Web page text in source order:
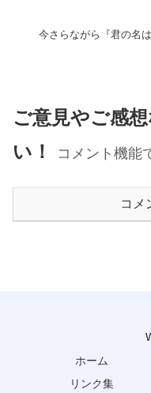
今さらながら『君の名
ご意見やご感
い！
コメント機能
コメ
ホーム
リンク集